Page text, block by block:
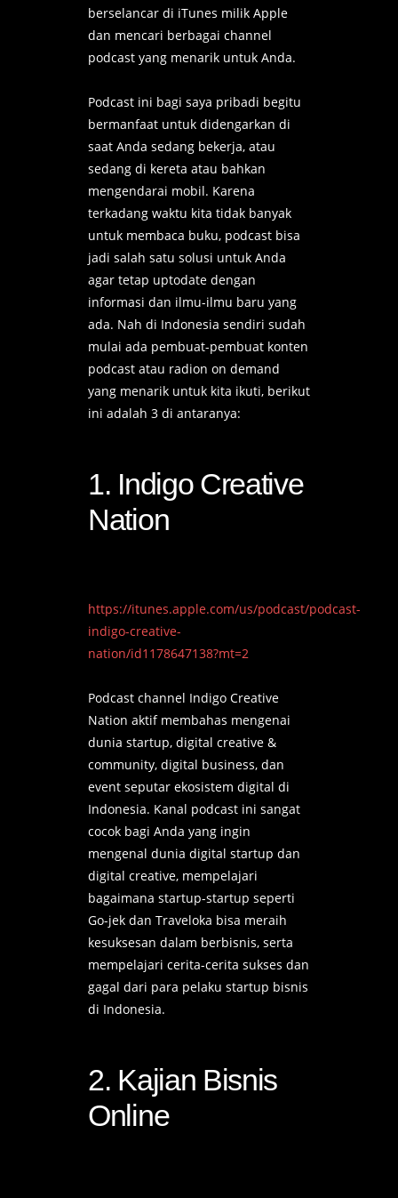
berselancar di iTunes milik Apple
dan mencari berbagai channel
podcast yang menarik untuk Anda.
Podcast ini bagi saya pribadi begitu
bermanfaat untuk didengarkan di
saat Anda sedang bekerja, atau
sedang di kereta atau bahkan
mengendarai mobil. Karena
terkadang waktu kita tidak banyak
untuk membaca buku, podcast bisa
jadi salah satu solusi untuk Anda
agar tetap uptodate dengan
informasi dan ilmu-ilmu baru yang
ada. Nah di Indonesia sendiri sudah
mulai ada pembuat-pembuat konten
podcast atau radion on demand
yang menarik untuk kita ikuti, berikut
ini adalah 3 di antaranya:
1. Indigo Creative
Nation
https://itunes.apple.com/us/podcast/podcast-
indigo-creative-
nation/id1178647138?mt=2
Podcast channel Indigo Creative
Nation aktif membahas mengenai
dunia startup, digital creative &
community, digital business, dan
event seputar ekosistem digital di
Indonesia. Kanal podcast ini sangat
cocok bagi Anda yang ingin
mengenal dunia digital startup dan
digital creative, mempelajari
bagaimana startup-startup seperti
Go-jek dan Traveloka bisa meraih
kesuksesan dalam berbisnis, serta
mempelajari cerita-cerita sukses dan
gagal dari para pelaku startup bisnis
di Indonesia.
2. Kajian Bisnis
Online